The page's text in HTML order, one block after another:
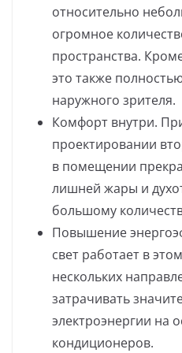
относительно
огромное
пространства.
это также
наружного зрителя.
Комфорт внутри.
проектировании
в помещении
лишней жары и
большому
Повышение
свет работает в
нескольких
затрачивать
электроэнергии на
кондиционеров.